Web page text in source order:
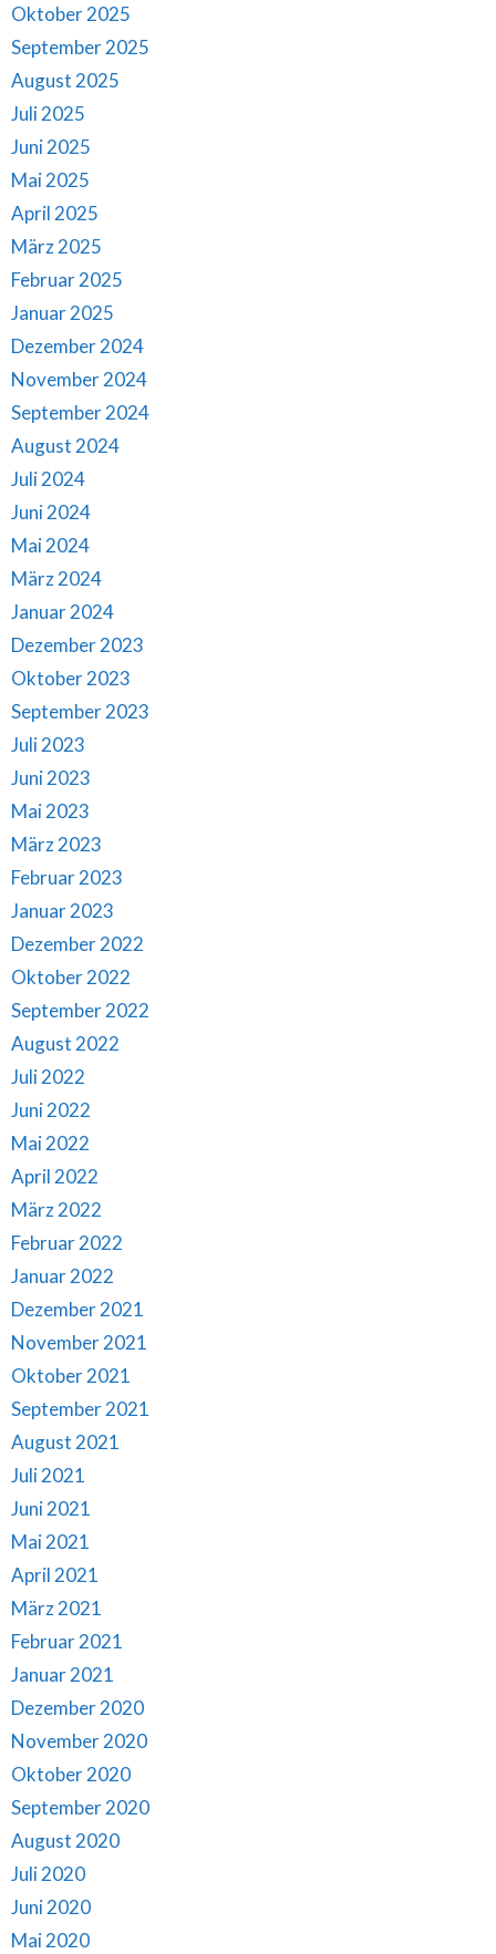
Oktober 2025
September 2025
August 2025
Juli 2025
Juni 2025
Mai 2025
April 2025
März 2025
Februar 2025
Januar 2025
Dezember 2024
November 2024
September 2024
August 2024
Juli 2024
Juni 2024
Mai 2024
März 2024
Januar 2024
Dezember 2023
Oktober 2023
September 2023
Juli 2023
Juni 2023
Mai 2023
März 2023
Februar 2023
Januar 2023
Dezember 2022
Oktober 2022
September 2022
August 2022
Juli 2022
Juni 2022
Mai 2022
April 2022
März 2022
Februar 2022
Januar 2022
Dezember 2021
November 2021
Oktober 2021
September 2021
August 2021
Juli 2021
Juni 2021
Mai 2021
April 2021
März 2021
Februar 2021
Januar 2021
Dezember 2020
November 2020
Oktober 2020
September 2020
August 2020
Juli 2020
Juni 2020
Mai 2020